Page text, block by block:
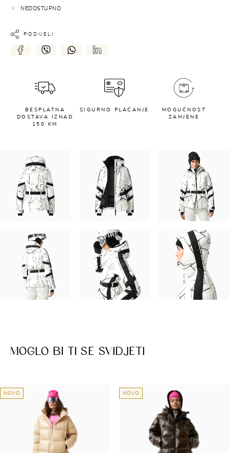
NEDOSTUPNO
PODIJELI
BESPLATNA
DOSTAVA IZNAD
150 KM
SIGURNO PLAĆANJE
MOGUĆNOST
ZAMJENE
MOGLO BI TI SE SVIDJETI
NOVO NOVO